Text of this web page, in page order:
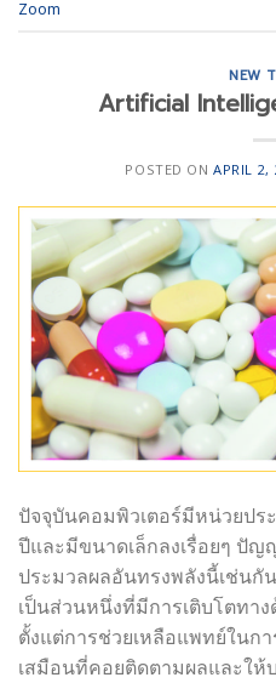
Zoom
NEW
Artificial
POSTED ONAPRIL 2,
ปัจจุบันคอมพิวเตอร์มีหน่วยป
ปีและมีขนาดเล็กลงเรื่อยๆ ปั
ประมวลผลอันทรงพลังนี้เช่นกั
เป็นส่วนหนึ่งที่มีการเติบโตทาง
ตั้งแต่การช่วยเหลือแพทย์ในก
เสมือนที่คอยติดตามผลและใ